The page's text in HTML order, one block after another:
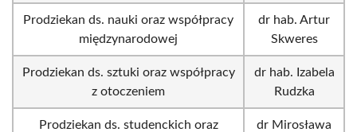
Prodziekan ds. nauki oraz współpracy
międzynarodowej
dr hab. Artur
Skweres
Prodziekan ds. sztuki oraz współpracy
z otoczeniem
dr hab. Izabela
Rudzka
Prodziekan ds. studenckich oraz
dr Mirosława